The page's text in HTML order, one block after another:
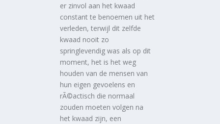
er zinvol aan het kwaad
constant te benoemen uit het
verleden, terwijl dit zelfde
kwaad nooit zo
springlevendig was als op dit
moment, het is het weg
houden van de mensen van
hun eigen gevoelens en
rÃ©actisch die normaal
zouden moeten volgen na
het kwaad zijn, een